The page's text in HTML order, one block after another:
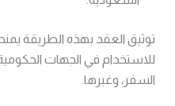
توثيق العقد بهذه الطريقة
للاستخدام في الجهات
السفر، وغيرها.